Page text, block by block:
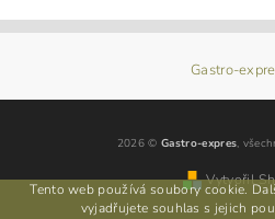
Gastro-
2026 ©Gastro-expres,
Vytvořil
Tento web používá soubory cookie.
vyjadřujete souhlas s jejich